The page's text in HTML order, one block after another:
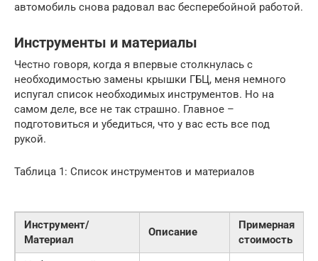
автомобиль снова радовал вас бесперебойной работой.
Инструменты и материалы
Честно говоря, когда я впервые столкнулась с
необходимостью замены крышки ГБЦ, меня немного
испугал список необходимых инструментов. Но на
самом деле, все не так страшно. Главное –
подготовиться и убедиться, что у вас есть все под
рукой.
Таблица 1: Список инструментов и материалов
Инструмент/
Материал
Описание
Примерная
стоимость